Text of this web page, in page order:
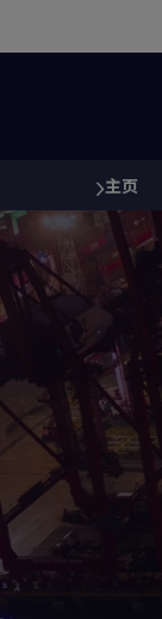
You are here:主页